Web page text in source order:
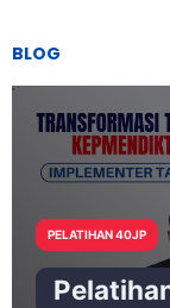
BLOG
PELATIHAN 40JP